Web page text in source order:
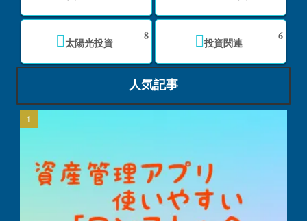
太陽光投資
8
投資関連
6
人気記事